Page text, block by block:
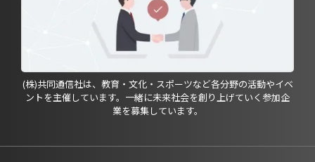
(株)共同通信社は、教育・文化・スポーツなど各分野の活動やイベ
ントを主催しています。一緒に未来社会を創り上げていく参加企
業を募集しています。